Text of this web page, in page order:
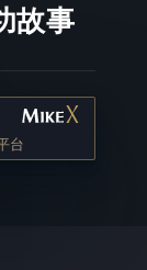
故事
台